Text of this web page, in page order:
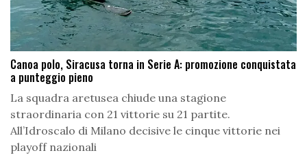
Canoa polo, Siracusa torna in Serie A: promozione conquistata
a punteggio pieno
La squadra aretusea chiude una stagione
straordinaria con 21 vittorie su 21 partite.
All’Idroscalo di Milano decisive le cinque vittorie nei
playoff nazionali